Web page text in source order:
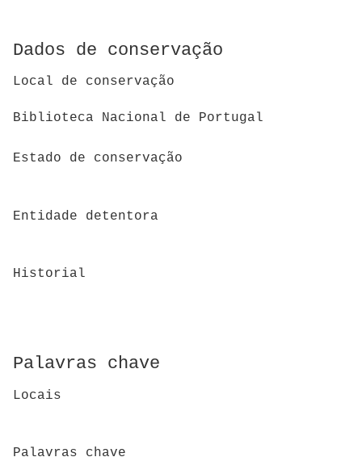
Dados de conservação
Local de conservação
Biblioteca Nacional de Portugal
Estado de conservação
Entidade detentora
Historial
Palavras chave
Locais
Palavras chave